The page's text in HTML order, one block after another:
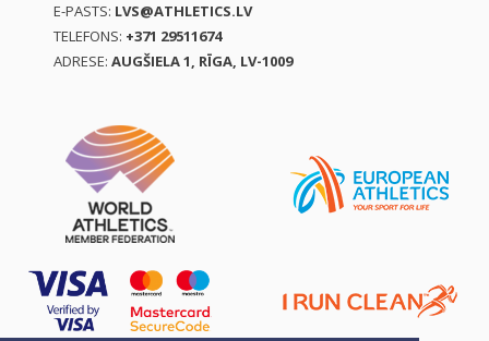
E-PASTS: LVS@ATHLETICS.LV
TELEFONS: +371 29511674
ADRESE: AUGŠIELA 1, RĪGA, LV-1009